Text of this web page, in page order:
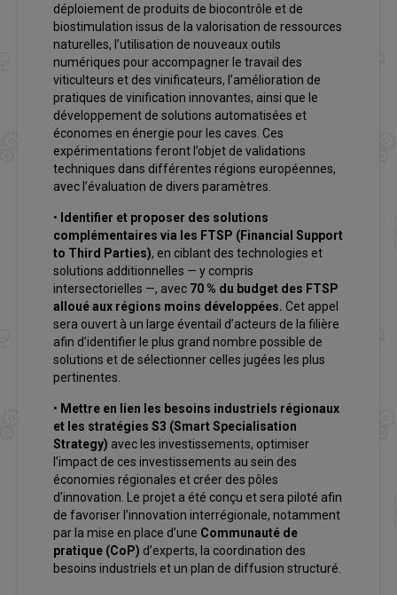
déploiement de produits de biocontrôle et de
biostimulation issus de la valorisation de ressources
naturelles, l’utilisation de nouveaux outils
numériques pour accompagner le travail des
viticulteurs et des vinificateurs, l’amélioration de
pratiques de vinification innovantes, ainsi que le
développement de solutions automatisées et
économes en énergie pour les caves. Ces
expérimentations feront l’objet de validations
techniques dans différentes régions européennes,
avec l’évaluation de divers paramètres.
• Identifier et proposer des solutions
complémentaires via les FTSP (Financial Support
to Third Parties), en ciblant des technologies et
solutions additionnelles — y compris
intersectorielles —, avec 70 % du budget des FTSP
alloué aux régions moins développées. Cet appel
sera ouvert à un large éventail d’acteurs de la filière
afin d’identifier le plus grand nombre possible de
solutions et de sélectionner celles jugées les plus
pertinentes.
• Mettre en lien les besoins industriels régionaux
et les stratégies S3 (Smart Specialisation
Strategy) avec les investissements, optimiser
l’impact de ces investissements au sein des
économies régionales et créer des pôles
d’innovation. Le projet a été conçu et sera piloté afin
de favoriser l’innovation interrégionale, notamment
par la mise en place d’une Communauté de
pratique (CoP) d’experts, la coordination des
besoins industriels et un plan de diffusion structuré.